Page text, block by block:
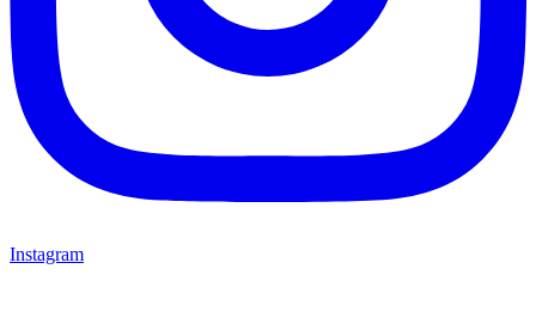
Instagram